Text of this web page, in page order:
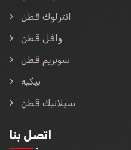
انترلوك قطن
وافل قطن
سوبريم قطن
بيكيه
سيلانيك قطن
اتصل بنا